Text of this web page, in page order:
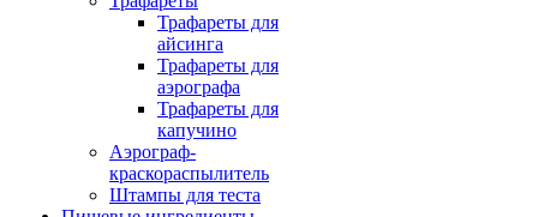
Трафареты для
айсинга
Трафареты для
аэрографа
Трафареты для
капучино
Аэрограф-
краскораспылитель
Штампы для теста